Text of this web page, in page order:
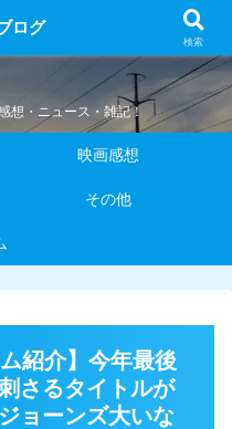
ログ
想・ニュース・雑記！
映画感想
その他
紹介】今年最後
さるタイトルが
ョーンズ大いな
ログ
検索